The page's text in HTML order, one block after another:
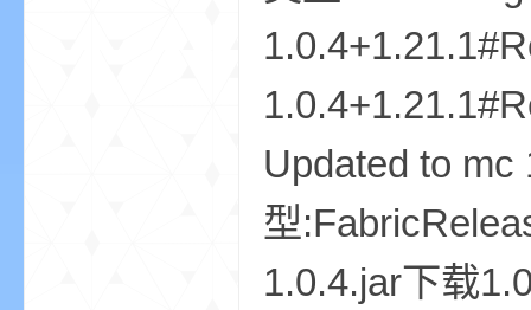
Updated to mc
型
1.0.4.jar下载